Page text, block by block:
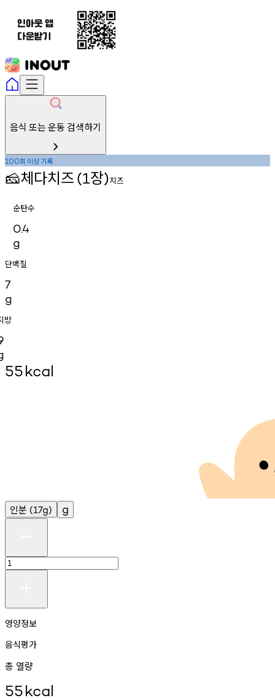
음식 또는 운동 검색하기
100회 이상기록
🧀체다치즈(1장)치즈
순탄수
0.4
g
단백질
7
g
방
55kcal
인분 (17g) g
영양정보
음식평가
총 열량
55kcal